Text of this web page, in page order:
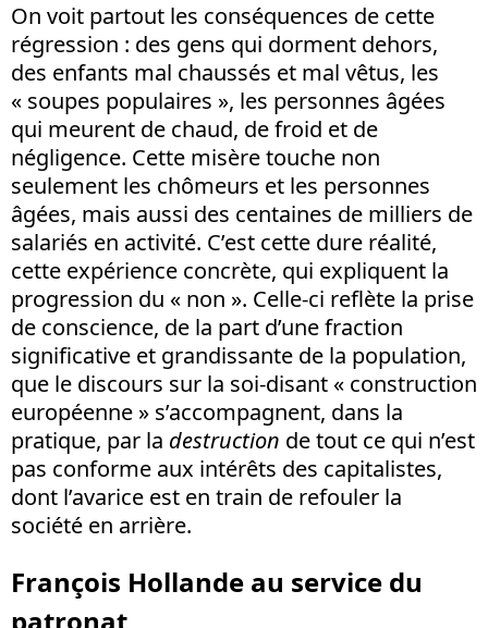
On voit partout les conséquences de cette
régression : des gens qui dorment dehors,
des enfants mal chaussés et mal vêtus, les
« soupes populaires », les personnes âgées
qui meurent de chaud, de froid et de
négligence. Cette misère touche non
seulement les chômeurs et les personnes
âgées, mais aussi des centaines de milliers de
salariés en activité. C’est cette dure réalité,
cette expérience concrète, qui expliquent la
progression du « non ». Celle-ci reflète la prise
de conscience, de la part d’une fraction
significative et grandissante de la population,
que le discours sur la soi-disant « construction
européenne » s’accompagnent, dans la
pratique, par la destruction de tout ce qui n’est
pas conforme aux intérêts des capitalistes,
dont l’avarice est en train de refouler la
société en arrière.
François Hollande au service du